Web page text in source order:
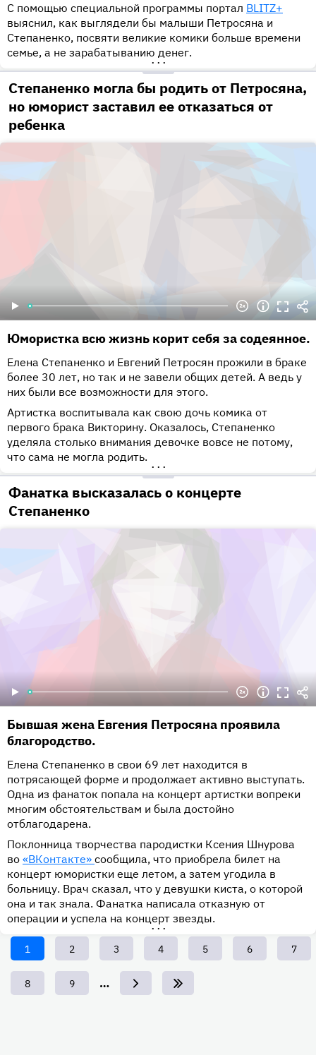
С помощью специальной программы портал BLITZ+
выяснил, как выглядели бы малыши Петросяна и
Степаненко, посвяти великие комики больше времени
семье, а не зарабатыванию денег.
•••
Степаненко могла бы родить от Петросяна,
но юморист заставил ее отказаться от
ребенка
Юмористка всю жизнь корит себя за содеянное.
Елена Степаненко и Евгений Петросян прожили в браке
более 30 лет, но так и не завели общих детей. А ведь у
них были все возможности для этого.
Артистка воспитывала как свою дочь комика от
первого брака Викторину. Оказалось, Степаненко
уделяла столько внимания девочке вовсе не потому,
что сама не могла родить.
•••
Фанатка высказалась о концерте
Степаненко
Бывшая жена Евгения Петросяна проявила
благородство.
Елена Степаненко в свои 69 лет находится в
потрясающей форме и продолжает активно выступать.
Одна из фанаток попала на концерт артистки вопреки
многим обстоятельствам и была достойно
отблагодарена.
Поклонница творчества пародистки Ксения Шнурова
во «ВКонтакте» сообщила, что приобрела билет на
концерт юмористки еще летом, а затем угодила в
больницу. Врач сказал, что у девушки киста, о которой
она и так знала. Фанатка написала отказную от
операции и успела на концерт звезды.
•••
Текущая
страница
1 Page
2 Page
3 Page
4 Page
5 Page
6 Page
7
Page
8 Page
9 …